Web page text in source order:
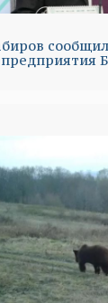
предприятия